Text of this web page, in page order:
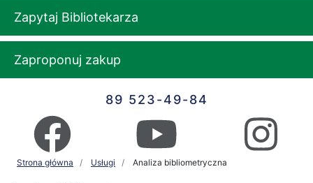
Zapytaj Bibliotekarza
Zaproponuj zakup
89 523-49-84
Strona główna Usługi Analiza bibliometryczna